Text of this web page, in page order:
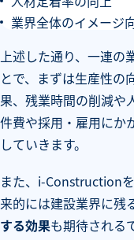
業界全体のイメージ
上述した通り、一連の
とで、まずは生産性の
果、残業時間の削減や
件費や採用・雇用にか
していきます。
また、i-Construction
来的には建設業界に残
する効果も期待される